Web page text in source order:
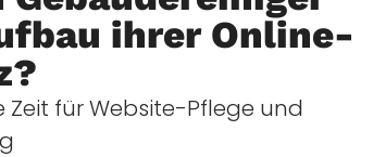
ihrer Online-
Zeit für Website-Pflege und